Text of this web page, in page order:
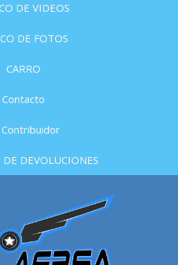
DE VIDEOS
DE FOTOS
CARRO
Contacto
Contribuidor
DEVOLUCIONES